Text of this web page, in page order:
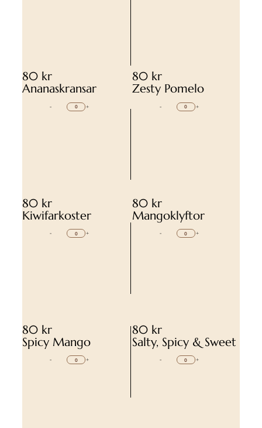
80 kr
Ananaskransar
- +
80 kr
Zesty Pomelo
- +
80 kr
Kiwifarkoster
- +
80 kr
Mangoklyftor
- +
80 kr
Spicy Mango
- +
80 kr
Salty, Spicy & Sweet
- +